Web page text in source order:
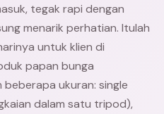
tegak rapi dengan
menarik perhatian. Itulah
untuk klien di
papan bunga
ukuran: single
dalam satu tripod),